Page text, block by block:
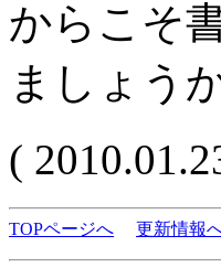
からこそ
ましょう
(
TOPページへ 更新情報